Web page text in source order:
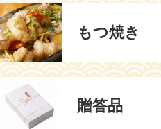
もつ焼き
贈答品